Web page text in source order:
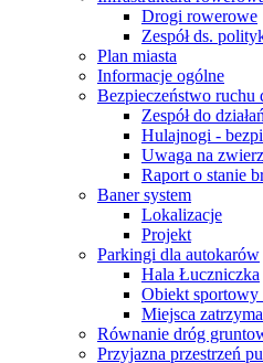
Drogi rowerowe
Zespół ds.
Plan miasta
Informacje ogólne
Bezpieczeństwo ruchu
Zespół do
Hulajnogi -
Uwaga na
Raport o stanie
Baner system
Lokalizacje
Projekt
Parkingi dla autokarów
Hala Łuczniczka
Obiekt sportowy
Miejsca
Równanie dróg
Przyjazna przestrzeń